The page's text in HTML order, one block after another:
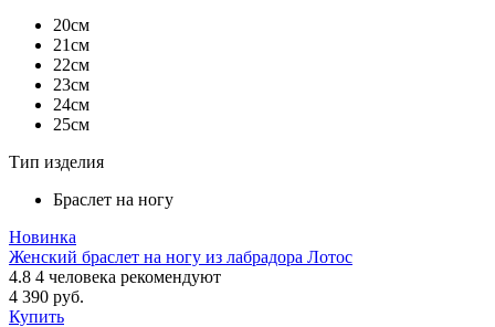
20см
21см
22см
23см
24см
25см
Тип изделия
Браслет на ногу
Новинка
Женский браслет на ногу из лабрадора Лотос
4.8 4 человека рекомендуют
4 390 руб.
Купить